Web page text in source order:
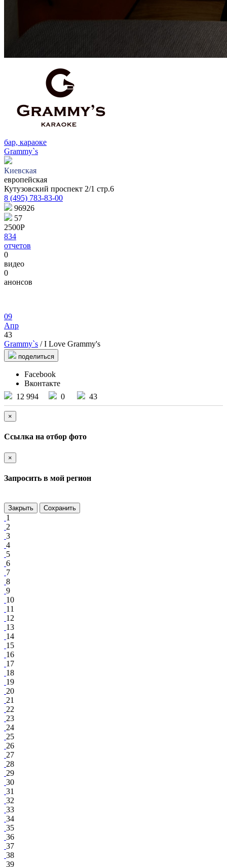
бар, караоке
Grammy`s
Киевская
европейская
Кутузовский проспект 2/1 стр.6
8 (495) 783-83-00
96926
57
2500Р
834
отчетов
0
видео
0
анонсов
09
Апр
43
Grammy`s / I Love Grammy's
поделиться
Facebook
Вконтакте
12 994
0 43
×
Ссылка на отбор фото
×
Запросить в мой регион
Закрыть Сохранить
1
2
3
4
5
6
7
8
9
10
11
12
13
14
15
16
17
18
19
20
21
22
23
24
25
26
27
28
29
30
31
32
33
34
35
36
37
38
39